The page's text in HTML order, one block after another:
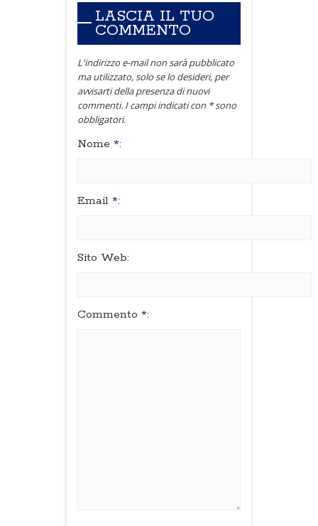
LASCIA IL TUO
COMMENTO
L'indirizzo e-mail non sarà pubblicato
ma utilizzato, solo se lo desideri, per
avvisarti della presenza di nuovi
commenti. I campi indicati con * sono
obbligatori.
Nome *:
Email *:
Sito Web:
Commento *: